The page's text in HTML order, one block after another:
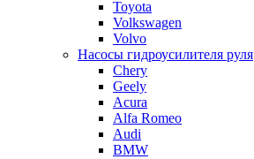
Toyota
Volkswagen
Volvo
Насосы гидроусилителя руля
Chery
Geely
Acura
Alfa Romeo
Audi
BMW